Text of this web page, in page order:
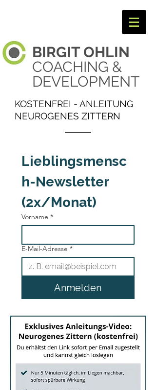
BIRGIT OHLIN ​
COACHING &
DEVELOPMENT
KOSTENFREI - ANLEITUNG
NEUROGENES ZITTERN
Lieblingsmensc
h-Newsletter
(2x/Monat)
Vorname *
E-Mail-Adresse *
Anmelden